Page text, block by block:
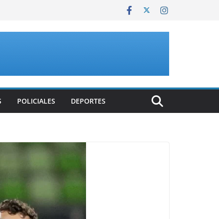
POLICIALES DEPORTES